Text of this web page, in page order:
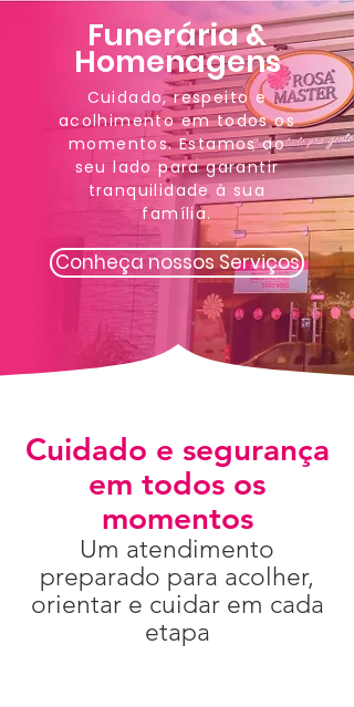
Funerária &
Homenagens
Cuidado, respeito e
acolhimento em todos os
momentos. Estamos ao
seu lado para garantir
tranquilidade à sua
família.
Conheça nossos Serviços
Cuidado e segurança
em todos os
momentos
Um atendimento
preparado para acolher,
orientar e cuidar em cada
etapa